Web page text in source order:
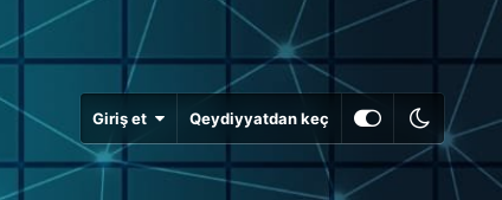
Giriş et Qeydiyyatdan keç